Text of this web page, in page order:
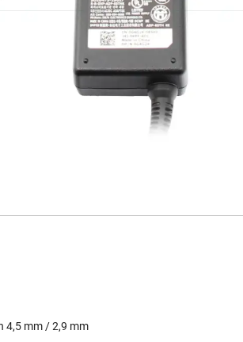
4,5 mm / 2,9 mm